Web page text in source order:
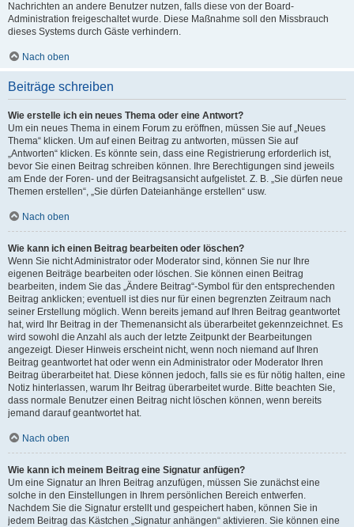
Nachrichten an andere Benutzer nutzen, falls diese von der Board-
Administration freigeschaltet wurde. Diese Maßnahme soll den Missbrauch
dieses Systems durch Gäste verhindern.
Nach oben
Beiträge schreiben
Wie erstelle ich ein neues Thema oder eine Antwort?
Um ein neues Thema in einem Forum zu eröffnen, müssen Sie auf „Neues
Thema“ klicken. Um auf einen Beitrag zu antworten, müssen Sie auf
„Antworten“ klicken. Es könnte sein, dass eine Registrierung erforderlich ist,
bevor Sie einen Beitrag schreiben können. Ihre Berechtigungen sind jeweils
am Ende der Foren- und der Beitragsansicht aufgelistet. Z. B. „Sie dürfen neue
Themen erstellen“, „Sie dürfen Dateianhänge erstellen“ usw.
Nach oben
Wie kann ich einen Beitrag bearbeiten oder löschen?
Wenn Sie nicht Administrator oder Moderator sind, können Sie nur Ihre
eigenen Beiträge bearbeiten oder löschen. Sie können einen Beitrag
bearbeiten, indem Sie das „Ändere Beitrag“-Symbol für den entsprechenden
Beitrag anklicken; eventuell ist dies nur für einen begrenzten Zeitraum nach
seiner Erstellung möglich. Wenn bereits jemand auf Ihren Beitrag geantwortet
hat, wird Ihr Beitrag in der Themenansicht als überarbeitet gekennzeichnet. Es
wird sowohl die Anzahl als auch der letzte Zeitpunkt der Bearbeitungen
angezeigt. Dieser Hinweis erscheint nicht, wenn noch niemand auf Ihren
Beitrag geantwortet hat oder wenn ein Administrator oder Moderator Ihren
Beitrag überarbeitet hat. Diese können jedoch, falls sie es für nötig halten, eine
Notiz hinterlassen, warum Ihr Beitrag überarbeitet wurde. Bitte beachten Sie,
dass normale Benutzer einen Beitrag nicht löschen können, wenn bereits
jemand darauf geantwortet hat.
Nach oben
Wie kann ich meinem Beitrag eine Signatur anfügen?
Um eine Signatur an Ihren Beitrag anzufügen, müssen Sie zunächst eine
solche in den Einstellungen in Ihrem persönlichen Bereich entwerfen.
Nachdem Sie die Signatur erstellt und gespeichert haben, können Sie in
jedem Beitrag das Kästchen „Signatur anhängen“ aktivieren. Sie können eine